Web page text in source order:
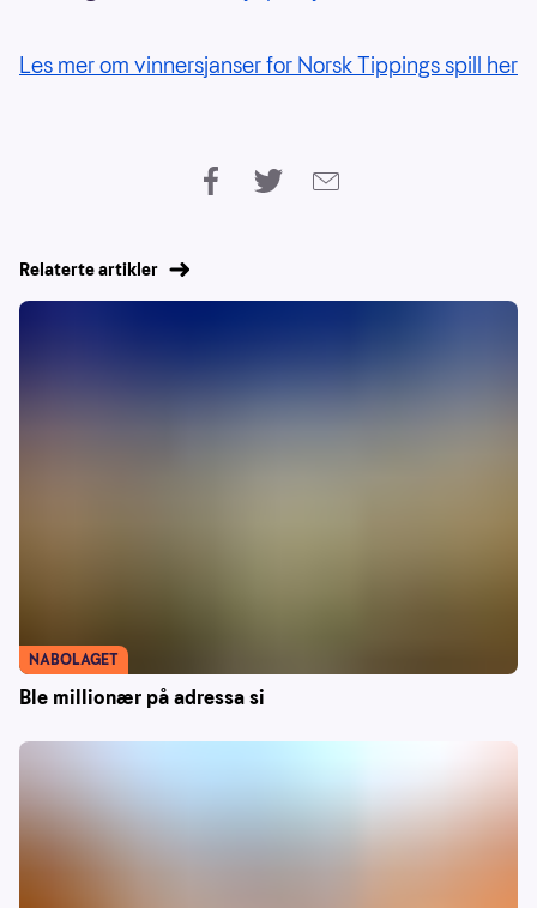
Les mer om vinnersjanser for Norsk Tippings spill her
Relaterte artikler
Ble millionær på adressa si
NABOLAGET